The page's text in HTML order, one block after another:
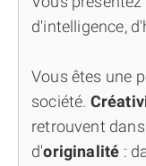
d'intelligence,
Vous êtes une
société.
retrouvent
d'originalité :